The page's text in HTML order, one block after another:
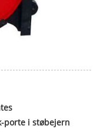
porte i støbejern